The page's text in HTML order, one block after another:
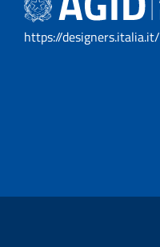
https://designers.italia.it/